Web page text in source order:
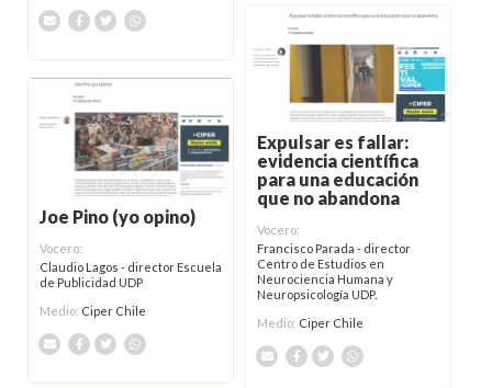
Expulsar es fallar:
evidencia científica
para una educación
que no abandona
Vocero:
Francisco Parada - director
Centro de Estudios en
Neurociencia Humana y
Neuropsicología UDP.
Medio: Ciper Chile
Joe Pino (yo opino)
Vocero:
Claudio Lagos - director Escuela
de Publicidad UDP
Medio: Ciper Chile